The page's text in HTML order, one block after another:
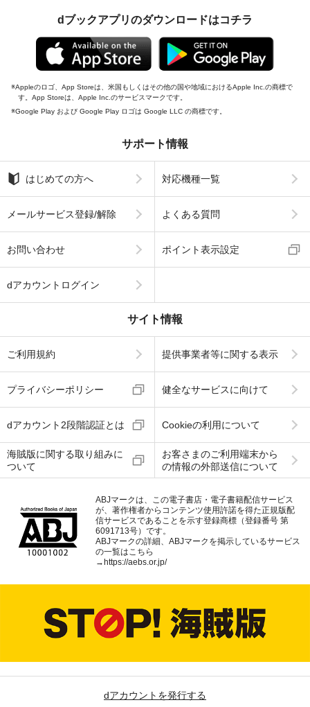
dブックアプリのダウンロードはコチラ
Appleのロゴ、App Storeは、米国もしくはその他の国や地域におけるApple Inc.の商標で
す。App Storeは、Apple Inc.のサービスマークです。
Google Play および Google Play ロゴは Google LLC の商標です。
サポート情報
はじめての方へ 対応機種一覧
メールサービス登録/解除 よくある質問
お問い合わせ ポイント表示設定
dアカウントログイン
サイト情報
ご利用規約 提供事業者等に関する表示
プライバシーポリシー 健全なサービスに向けて
dアカウント2段階認証とは Cookieの利用について
海賊版に関する取り組みに
ついて
お客さまのご利用端末から
の情報の外部送信について
ABJマークは、この電子書店・電子書籍配信サービス
が、著作権者からコンテンツ使用許諾を得た正規版配
信サービスであることを示す登録商標（登録番号 第
6091713号）です。
ABJマークの詳細、ABJマークを掲示しているサービス
の一覧はこちら
→ https://aebs.or.jp/
dアカウントを発行する